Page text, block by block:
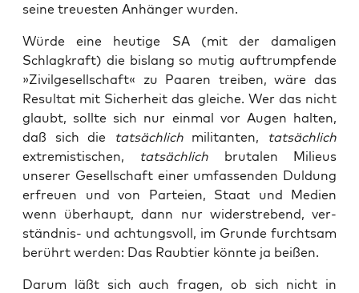
sei­ne treu­es­ten Anhän­ger wurden.
Wür­de eine heu­ti­ge SA (mit der dama­li­gen
Schlag­kraft) die bis­lang so mutig auf­trump­fen­de
»Zivil­ge­sell­schaft« zu Paa­ren trei­ben, wäre das
Resul­tat mit Sicher­heit das glei­che. Wer das nicht
glaubt, soll­te sich nur ein­mal vor Augen hal­ten,
daß sich die
tat­säch­lichmili­tan­ten, tat­säch­lich
extre­mis­ti­schen, tat­säch­lich bru­ta­len Milieus
unse­rer Gesell­schaft einer umfas­sen­den Dul­dung
erfreu­en und von Par­tei­en, Staat und Medi­en
wenn über­haupt, dann nur wider­stre­bend, ver­
ständ­nis- und ach­tungs­voll, im Grun­de furcht­sam
berührt wer­den: Das Raub­tier könn­te ja beißen.
Dar­um läßt sich auch fra­gen, ob sich nicht in